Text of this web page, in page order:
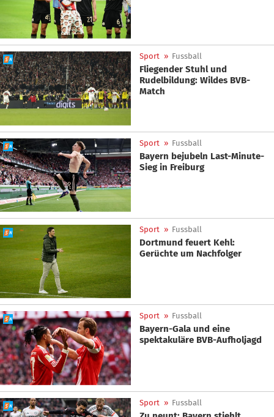
Sport » Fussball
Fliegender Stuhl und
Rudelbildung: Wildes BVB-
Match
Sport » Fussball
Bayern bejubeln Last-Minute-
Sieg in Freiburg
Sport » Fussball
Dortmund feuert Kehl:
Gerüchte um Nachfolger
Sport » Fussball
Bayern-Gala und eine
spektakuläre BVB-Aufholjagd
Sport » Fussball